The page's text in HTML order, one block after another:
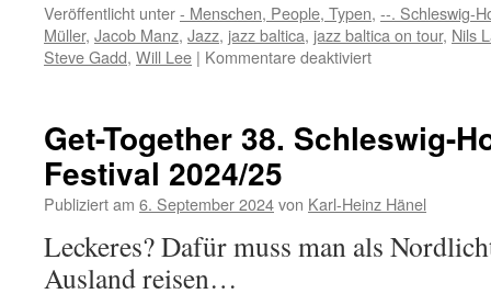
Veröffentlicht unter- Menschen, People, Typen, --. Schleswig-
Müller, Jacob Manz, Jazz, jazz baltica, jazz baltica on tour, Nils
Steve Gadd, Will Lee | Kommentare deaktiviertfür
2024
Gollan,
Anspruchsvolle
Get-Together 38. Schleswig-
Festival 2024/25
Publiziert am 6. September 2024von Karl-Heinz Hänel
Leckeres? Dafür muss man als
Ausland reisen…